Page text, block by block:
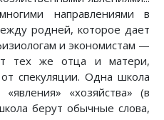
направлениями в
родней, которое дает
и экономистам —
тех же отца и матери,
спекуляции. Одна школа
«хозяйства» (в
берут обычные слова,